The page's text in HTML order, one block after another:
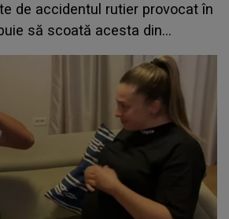
de accidentul rutier provocat în
să scoată acesta din